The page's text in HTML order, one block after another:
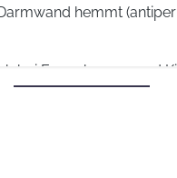
hemmt
bei Erwachsenen und
Wasser und Salzen)